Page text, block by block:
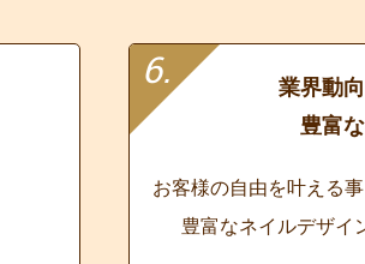
業界動
豊富
お客様の自由を叶える
豊富なネイルデザイ